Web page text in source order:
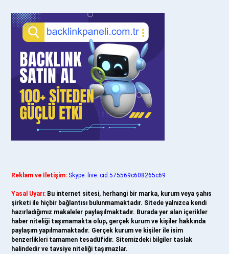
Reklam ve İletişim: Skype: live:.cid.575569c608265c69
Yasal Uyarı: Bu internet sitesi, herhangi bir marka, kurum veya şahıs
şirketi ile hiçbir bağlantısı bulunmamaktadır. Sitede yalnızca kendi
hazırladığımız makaleler paylaşılmaktadır. Burada yer alan içerikler
haber niteliği taşımamakta olup, gerçek kurum ve kişiler hakkında
paylaşım yapılmamaktadır. Gerçek kurum ve kişiler ile isim
benzerlikleri tamamen tesadüfidir. Sitemizdeki bilgiler taslak
halindedir ve tavsiye niteliği taşımazlar.